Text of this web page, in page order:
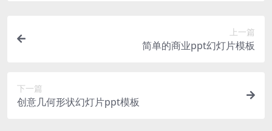
上一篇
简单的商业ppt幻灯片模板
下一篇
创意几何形状幻灯片ppt模板